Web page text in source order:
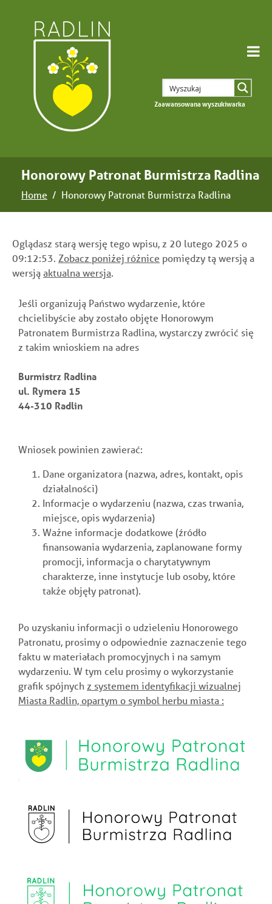
Zaawansowana wyszukiwarka
Honorowy Patronat Burmistrza Radlina
Home Honorowy Patronat Burmistrza Radlina
Oglądasz starą wersję tego wpisu, z 20 lutego 2025 o
09:12:53. Zobacz poniżej różnice pomiędzy tą wersją a
wersjąaktualna wersja.
Jeśli organizują Państwo wydarzenie, które
chcielibyście aby zostało objęte Honorowym
Patronatem Burmistrza Radlina, wystarczy zwrócić się
z takim wnioskiem na adres
Burmistrz Radlina
ul. Rymera 15
44-310 Radlin
Wniosek powinien zawierać:
Dane organizatora (nazwa, adres, kontakt, opis
działalności)
Informacje o wydarzeniu (nazwa, czas trwania,
miejsce, opis wydarzenia)
Ważne informacje dodatkowe (źródło
finansowania wydarzenia, zaplanowane formy
promocji, informacja o charytatywnym
charakterze, inne instytucje lub osoby, które
także objęły patronat).
Po uzyskaniu informacji o udzieleniu Honorowego
Patronatu, prosimy o odpowiednie zaznaczenie tego
faktu w materiałach promocyjnych i na samym
wydarzeniu. W tym celu prosimy o wykorzystanie
grafik spójnych z systemem identyfikacji wizualnej
Miasta Radlin, opartym o symbol herbu miasta :